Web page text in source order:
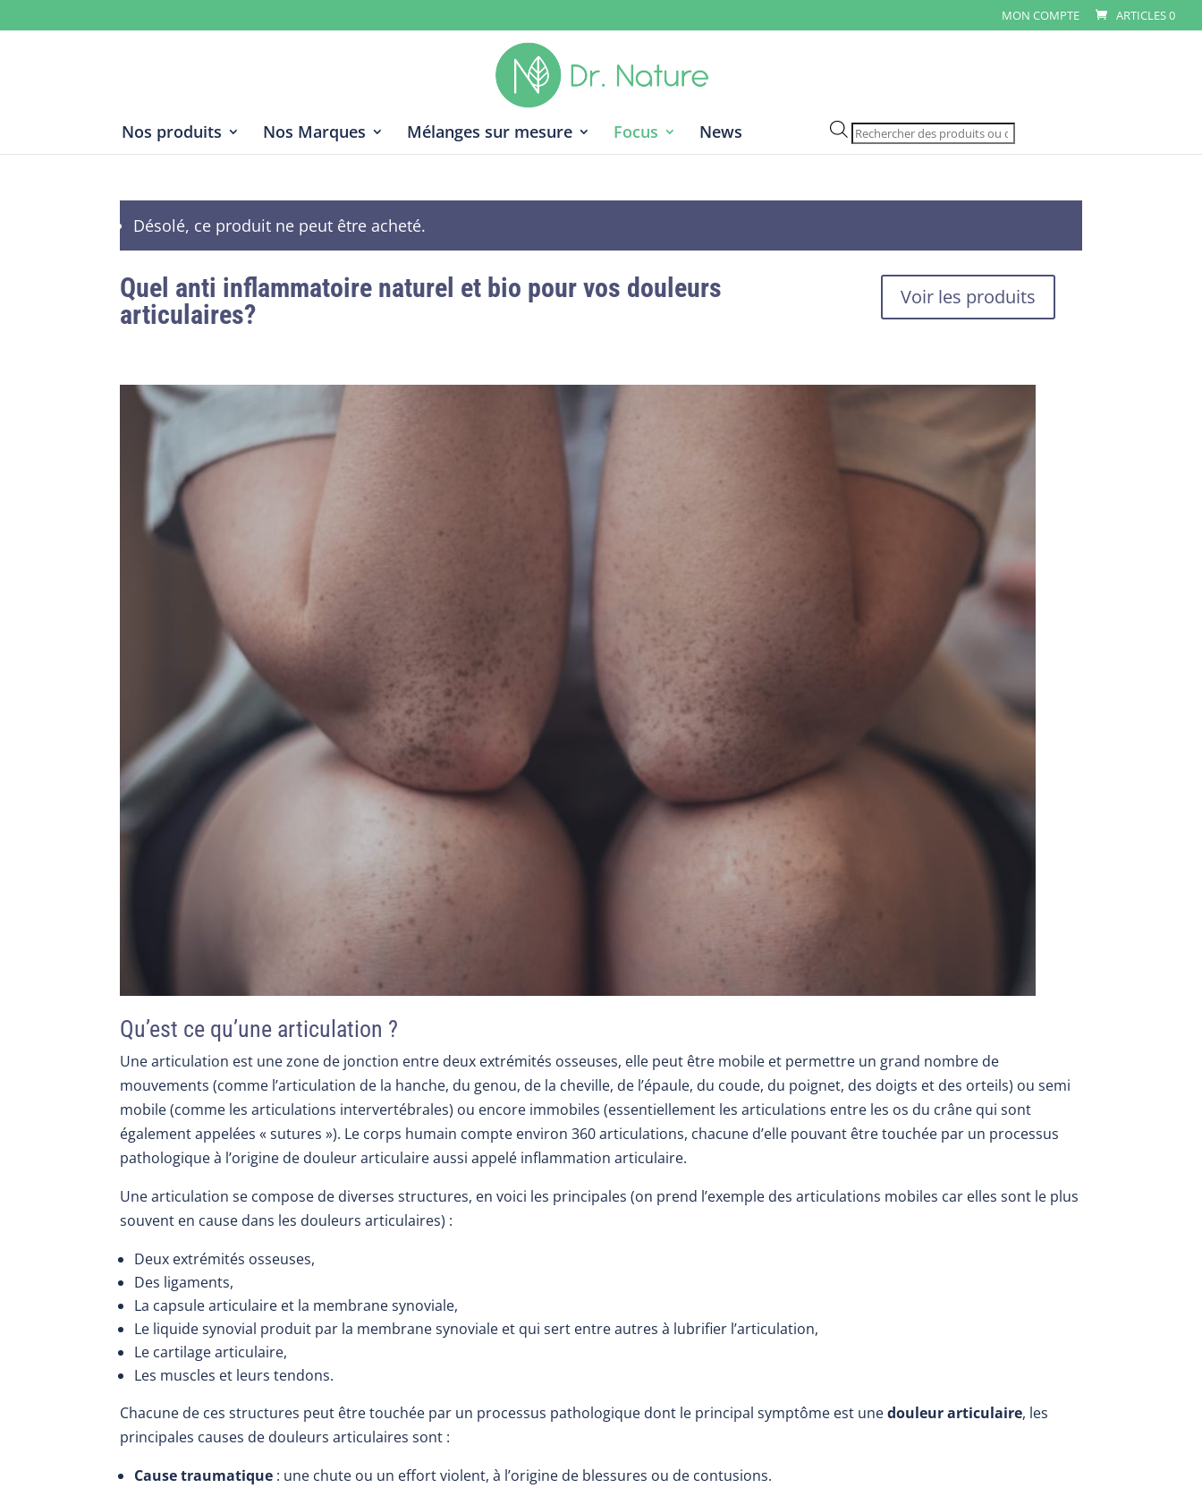
MON COMPTE ARTICLES 0
Nos produits Nos Marques Mélanges sur mesure Focus News Recherche
de
produits
Désolé, ce produit ne peut être acheté.
Quel anti inflammatoire naturel et bio pour vos douleurs
articulaires?
Voir les produits
Qu’est ce qu’une articulation ?
Une articulation est une zone de jonction entre deux extrémités osseuses, elle peut être mobile et permettre un grand nombre de
mouvements (comme l’articulation de la hanche, du genou, de la cheville, de l’épaule, du coude, du poignet, des doigts et des orteils) ou semi
mobile (comme les articulations intervertébrales) ou encore immobiles (essentiellement les articulations entre les os du crâne qui sont
également appelées « sutures »). Le corps humain compte environ 360 articulations, chacune d’elle pouvant être touchée par un processus
pathologique à l’origine de douleur articulaire aussi appelé inflammation articulaire.
Une articulation se compose de diverses structures, en voici les principales (on prend l’exemple des articulations mobiles car elles sont le plus
souvent en cause dans les douleurs articulaires) :
Deux extrémités osseuses,
Des ligaments,
La capsule articulaire et la membrane synoviale,
Le liquide synovial produit par la membrane synoviale et qui sert entre autres à lubrifier l’articulation,
Le cartilage articulaire,
Les muscles et leurs tendons.
Chacune de ces structures peut être touchée par un processus pathologique dont le principal symptôme est unedouleur articulaire, les
principales causes de douleurs articulaires sont :
Cause traumatique : une chute ou un effort violent, à l’origine de blessures ou de contusions.